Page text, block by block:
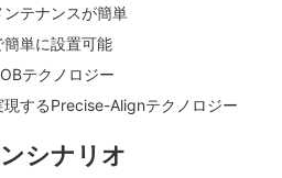
テナンスが簡単
単に設置可能
テクノロジー
するPrecise-Alignテクノロジー
シナリオ